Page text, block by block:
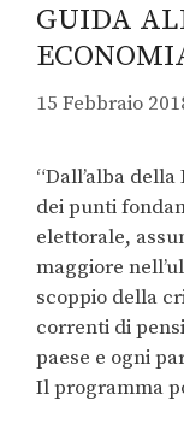
GUIDA
15 Febbraio
“Dall’alba
dei punti
elettorale,
maggiore
scoppio della
correnti di
paese e ogni
Il programma